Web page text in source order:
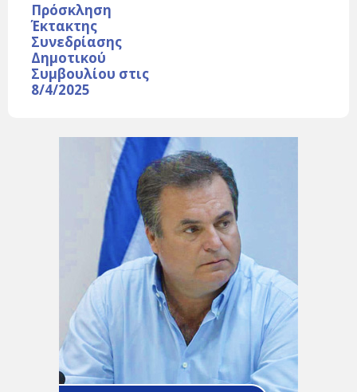
Πρόσκληση
Έκτακτης
Συνεδρίασης
Δημοτικού
Συμβουλίου στις
8/4/2025